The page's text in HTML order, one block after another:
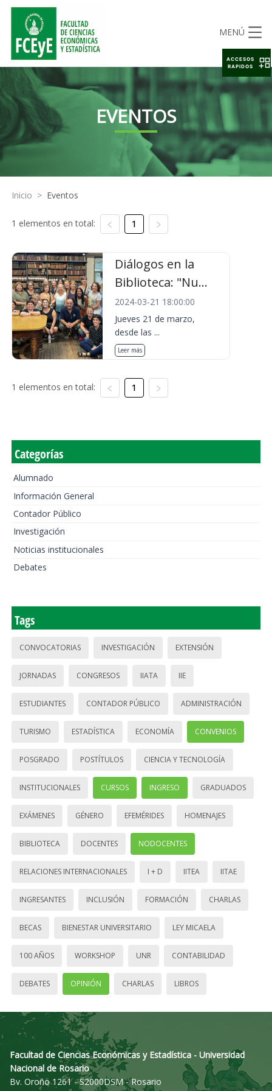
MENÚ
EVENTOS
Inicio > Eventos
1 elementos en total: 1
Diálogos en la
Biblioteca: "Nu...
2024-03-21 18:00:00
Jueves 21 de marzo,
desde las ...
Leer más
1 elementos en total: 1
Categorías
Alumnado
Información General
Contador Público
Investigación
Noticias institucionales
Debates
Tags
CONVOCATORIAS INVESTIGACIÓN EXTENSIÓN
JORNADAS CONGRESOS IIATA IIE
ESTUDIANTES CONTADOR PÚBLICO ADMINISTRACIÓN
TURISMO ESTADÍSTICA ECONOMÍA CONVENIOS
POSGRADO POSTÍTULOS CIENCIA Y TECNOLOGÍA
INSTITUCIONALES CURSOS INGRESO GRADUADOS
EXÁMENES GÉNERO EFEMÉRIDES HOMENAJES
BIBLIOTECA DOCENTES NODOCENTES
RELACIONES INTERNACIONALES I + D IITEA IITAE
INGRESANTES INCLUSIÓN FORMACIÓN CHARLAS
BECAS BIENESTAR UNIVERSITARIO LEY MICAELA
100 AÑOS WORKSHOP UNR CONTABILIDAD
DEBATES OPINIÓN CHARLAS LIBROS
Facultad de Ciencias Económicas y Estadística - Universidad
Nacional de Rosario
Bv. Oroño 1261 - S2000DSM - Rosario
ACCESOS
RAPIDOS